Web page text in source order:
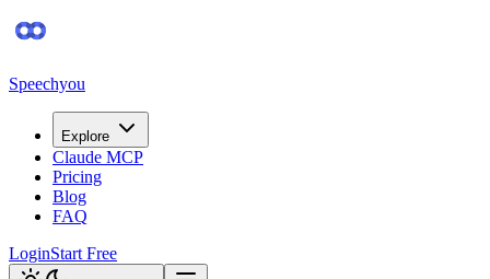
Speechyou
Explore
Claude MCP
Pricing
Blog
FAQ
LoginStart Free